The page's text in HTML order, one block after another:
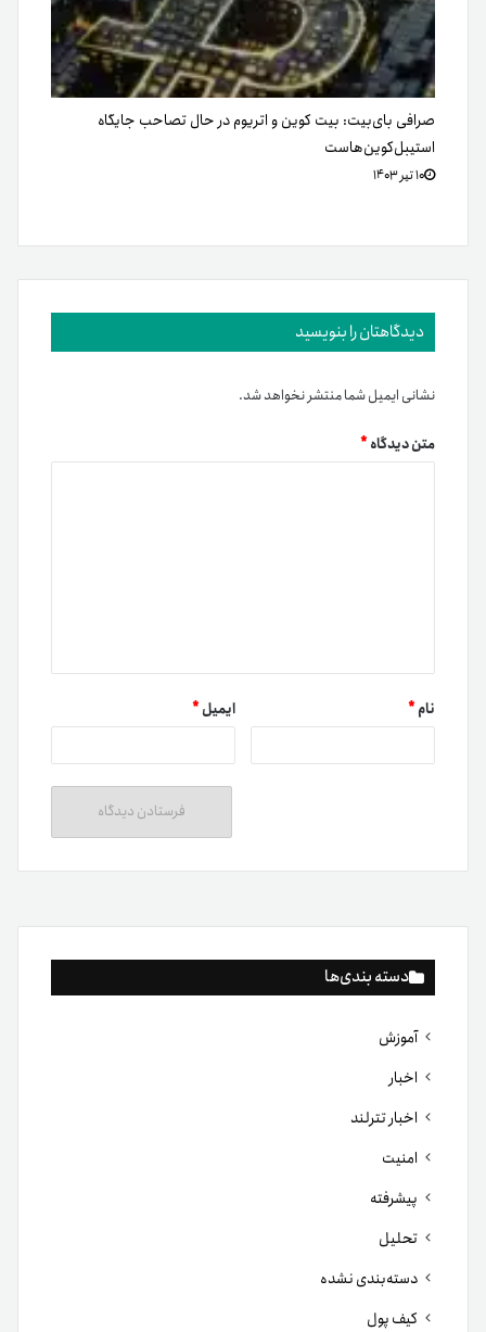
دسته بندی‌ها
آموزش
اخبار
اخبار تترلند
امنیت
پیشرفته
تحلیل
دسته‌بندی نشده
کیف پول
صرافی بای‌بیت: بیت کوین و اتریوم در حال تصاحب جایگاه
استیبل‌کوین‌هاست
۱۰ تیر ۱۴۰۳
دیدگاهتان را بنویسید
نشانی ایمیل شما منتشر نخواهد شد.
متن دیدگاه*
نام* ایمیل*